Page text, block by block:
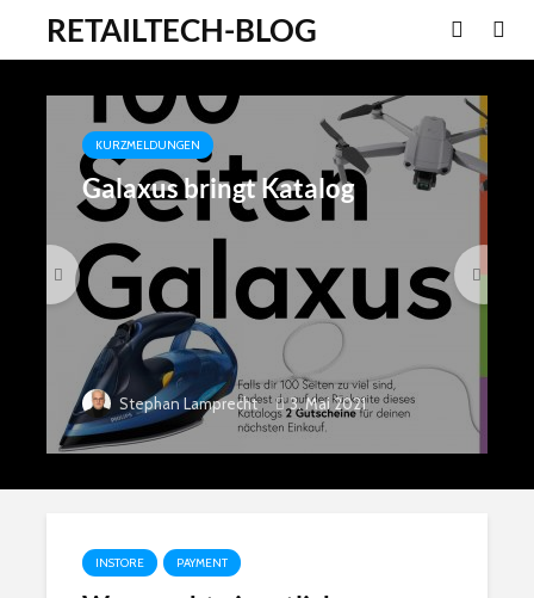
RETAILTECH-BLOG
KURZMELDUNGEN
Galaxus bringt Katalog
Stephan Lamprecht 3. Mai 2021
INSTORE PAYMENT